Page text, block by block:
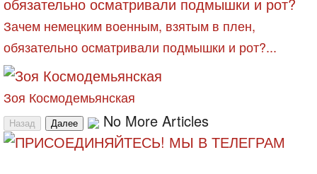
Зачем немецким военным, взятым в плен,
обязательно осматривали подмышки и рот?...
Зоя Космодемьянская
Назад Далее No More Articles